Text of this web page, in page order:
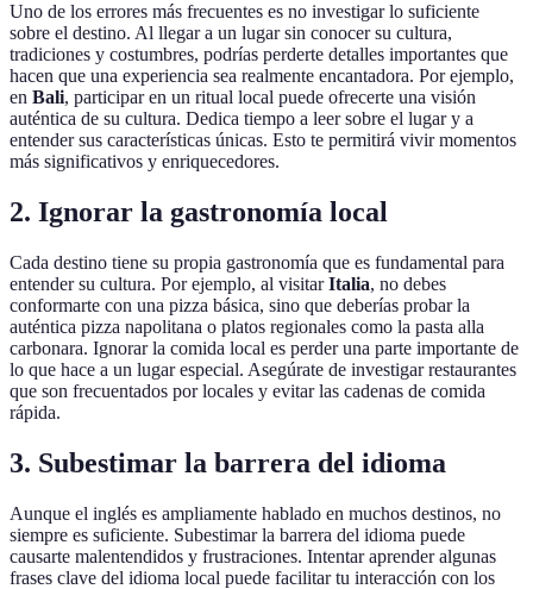
Uno de los errores más frecuentes es no investigar lo suficiente
sobre el destino. Al llegar a un lugar sin conocer su cultura,
tradiciones y costumbres, podrías perderte detalles importantes que
hacen que una experiencia sea realmente encantadora. Por ejemplo,
en Bali, participar en un ritual local puede ofrecerte una visión
auténtica de su cultura. Dedica tiempo a leer sobre el lugar y a
entender sus características únicas. Esto te permitirá vivir momentos
más significativos y enriquecedores.
2. Ignorar la gastronomía local
Cada destino tiene su propia gastronomía que es fundamental para
entender su cultura. Por ejemplo, al visitarItalia, no debes
conformarte con una pizza básica, sino que deberías probar la
auténtica pizza napolitana o platos regionales como la pasta alla
carbonara. Ignorar la comida local es perder una parte importante de
lo que hace a un lugar especial. Asegúrate de investigar restaurantes
que son frecuentados por locales y evitar las cadenas de comida
rápida.
3. Subestimar la barrera del idioma
Aunque el inglés es ampliamente hablado en muchos destinos, no
siempre es suficiente. Subestimar la barrera del idioma puede
causarte malentendidos y frustraciones. Intentar aprender algunas
frases clave del idioma local puede facilitar tu interacción con los